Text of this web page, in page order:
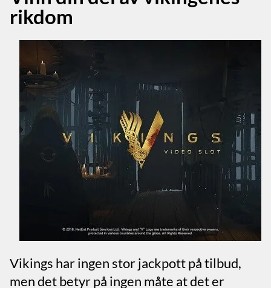
rikdom
Vikings har ingen stor jackpott på tilbud,
men det betyr på ingen måte at det er